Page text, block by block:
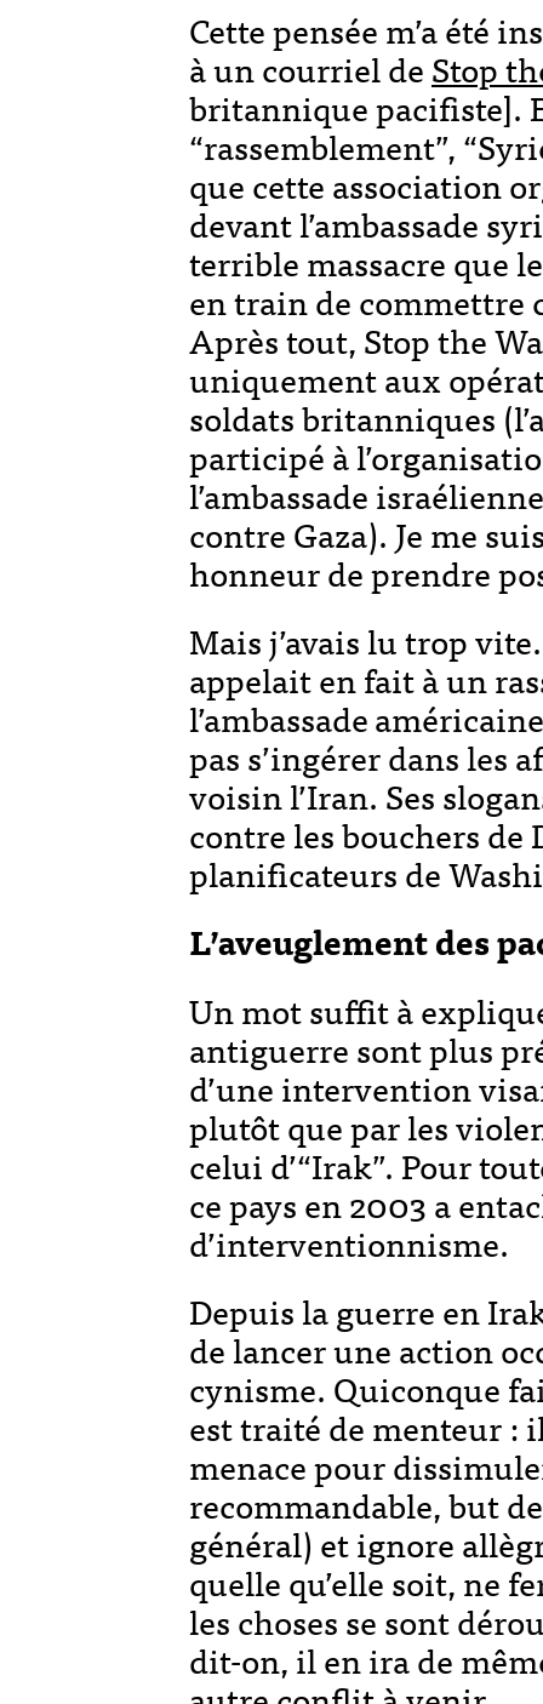
Cette pensée m’a été
à un courriel deStop
britannique pacifiste].
“rassemblement”,
que cette association
devant l’ambassade
terrible massacre que
en train de commettre
Après tout, Stop the
uniquement aux
soldats britanniques
participé à
l’ambassade
contre Gaza). Je me
honneur de prendre
Mais j’avais lu trop
appelait en fait à un
l’ambassade
pas s’ingérer dans les
voisin l’Iran. Ses
contre les bouchers de
planificateurs de
L’aveuglement des
Un mot suffit à
antiguerre sont plus
d’une intervention
plutôt que par les
celui d’“Irak”. Pour
ce pays en 2003 a
d’interventionnisme.
Depuis la guerre en
de lancer une action
cynisme. Quiconque
est traité de menteur :
menace pour
recommandable, but
général) et ignore
quelle qu’elle soit, ne
les choses se sont
dit-on, il en ira de